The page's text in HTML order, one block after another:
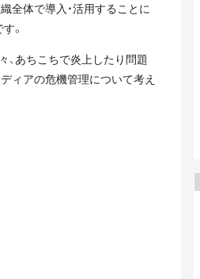
全体で導入・活用することに
。
、あちこちで炎上したり問題
ィアの危機管理について考え